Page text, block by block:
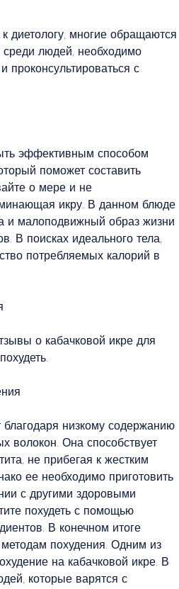
диетологу, многие обращаются
людей, необходимо
проконсультироваться с
эффективным способом
поможет составить
о мере и не
икру. В данном блюде
и малоподвижный образ жизни
В поисках идеального тела,
потребляемых калорий в
о кабачковой икре для
благодаря низкому содержанию
волокон. Она способствует
не прибегая к жестким
ее необходимо приготовить
с другими здоровыми
похудеть с помощью
В конечном итоге
похудения. Одним из
на кабачковой икре. В
которые варятся с